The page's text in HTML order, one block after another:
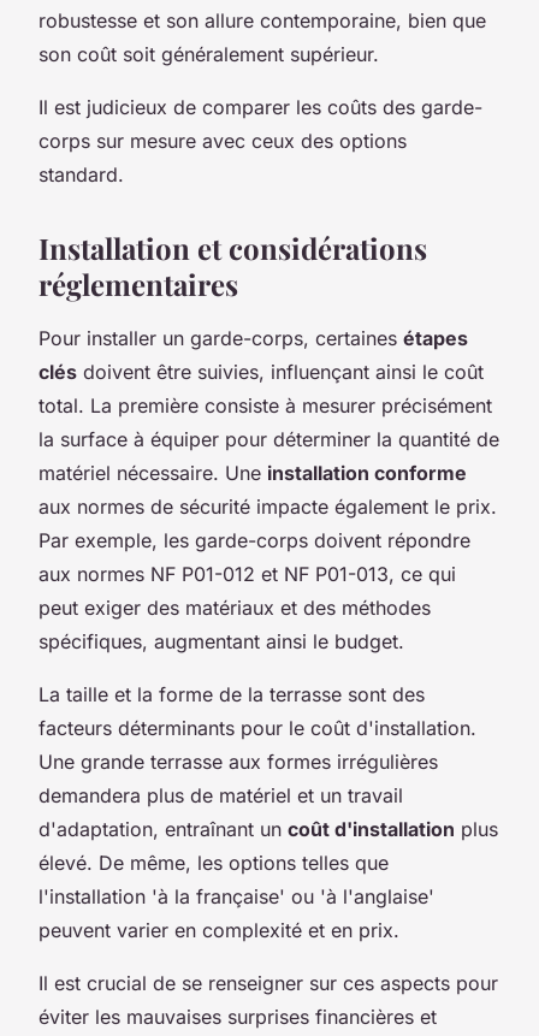
robustesse et son allure contemporaine, bien que
son coût soit généralement supérieur.
Il est judicieux de comparer les coûts des garde-
corps sur mesure avec ceux des options
standard.
Installation et considérations
réglementaires
Pour installer un garde-corps, certaines étapes
clés doivent être suivies, influençant ainsi le coût
total. La première consiste à mesurer précisément
la surface à équiper pour déterminer la quantité de
matériel nécessaire. Une installation conforme
aux normes de sécurité impacte également le prix.
Par exemple, les garde-corps doivent répondre
aux normes NF P01-012 et NF P01-013, ce qui
peut exiger des matériaux et des méthodes
spécifiques, augmentant ainsi le budget.
La taille et la forme de la terrasse sont des
facteurs déterminants pour le coût d'installation.
Une grande terrasse aux formes irrégulières
demandera plus de matériel et un travail
d'adaptation, entraînant un coût d'installation plus
élevé. De même, les options telles que
l'installation 'à la française' ou 'à l'anglaise'
peuvent varier en complexité et en prix.
Il est crucial de se renseigner sur ces aspects pour
éviter les mauvaises surprises financières et